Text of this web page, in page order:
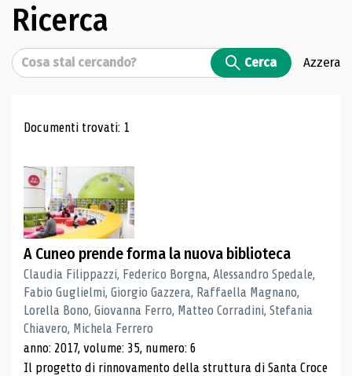
Ricerca
Cerca Cerca Azzera
Risultati di ricerca
Documenti trovati: 1
A Cuneo prende forma la nuova biblioteca
Claudia Filippazzi, Federico Borgna, Alessandro Spedale,
Fabio Guglielmi, Giorgio Gazzera, Raffaella Magnano,
Lorella Bono, Giovanna Ferro, Matteo Corradini, Stefania
Chiavero, Michela Ferrero
anno: 2017, volume: 35, numero: 6
Il progetto di rinnovamento della struttura di Santa Croce